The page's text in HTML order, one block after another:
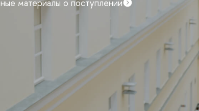
материалы о поступлении